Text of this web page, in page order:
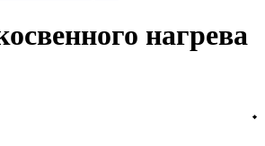
нагрева